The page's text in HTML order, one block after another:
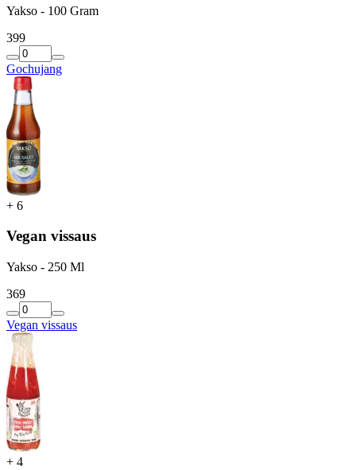
Yakso - 100 Gram
399
Gochujang
+ 6
Vegan vissaus
Yakso - 250 Ml
369
Vegan vissaus
+ 4